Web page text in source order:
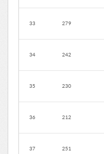
33 279
34 242
35 230
36 212
37 251